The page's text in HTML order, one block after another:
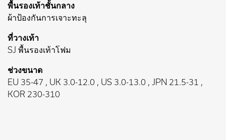
พื้นรองเท้าชั้นกลาง
ผ้าป้องกันการเจาะทะลุ
ที่วางเท้า
SJ พื้นรองเท้าโฟม
ช่วงขนาด
EU 35-47 , UK 3.0-12.0 , US 3.0-13.0 , JPN 21.5-31 ,
KOR 230-310